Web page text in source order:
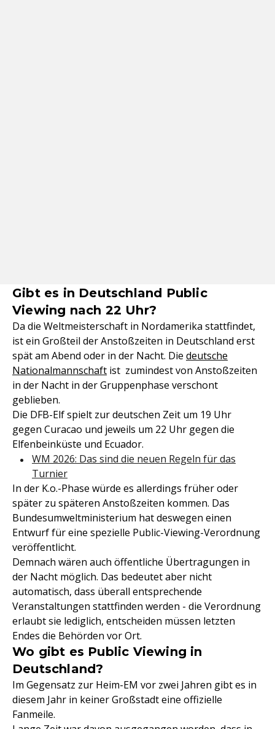
Gibt es in Deutschland Public
Viewing nach 22 Uhr?
Da die Weltmeisterschaft in Nordamerika stattfindet,
ist ein Großteil der Anstoßzeiten in Deutschland erst
spät am Abend oder in der Nacht. Die deutsche
Nationalmannschaft ist zumindest von Anstoßzeiten
in der Nacht in der Gruppenphase verschont
geblieben.
Die DFB-Elf spielt zur deutschen Zeit um 19 Uhr
gegen Curacao und jeweils um 22 Uhr gegen die
Elfenbeinküste und Ecuador.
WM 2026: Das sind die neuen Regeln für das
Turnier
In der K.o.-Phase würde es allerdings früher oder
später zu späteren Anstoßzeiten kommen. Das
Bundesumweltministerium hat deswegen einen
Entwurf für eine spezielle Public-Viewing-Verordnung
veröffentlicht.
Demnach wären auch öffentliche Übertragungen in
der Nacht möglich. Das bedeutet aber nicht
automatisch, dass überall entsprechende
Veranstaltungen stattfinden werden - die Verordnung
erlaubt sie lediglich, entscheiden müssen letzten
Endes die Behörden vor Ort.
Wo gibt es Public Viewing in
Deutschland?
Im Gegensatz zur Heim-EM vor zwei Jahren gibt es in
diesem Jahr in keiner Großstadt eine offizielle
Fanmeile.